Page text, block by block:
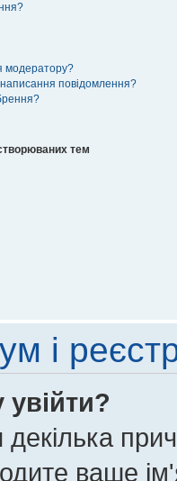
модератору?
повідомлення?
тем
і
ваше